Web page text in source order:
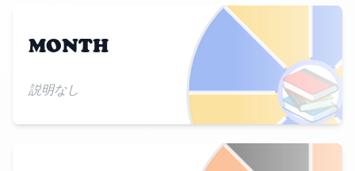
📚
MONTH
説明なし